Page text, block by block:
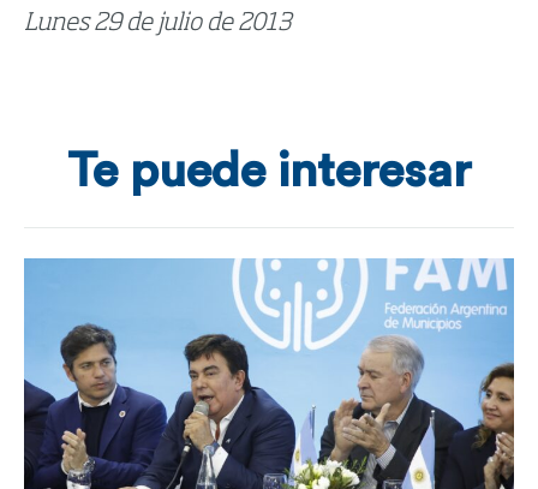
Lunes 29 de julio de 2013
Te puede interesar